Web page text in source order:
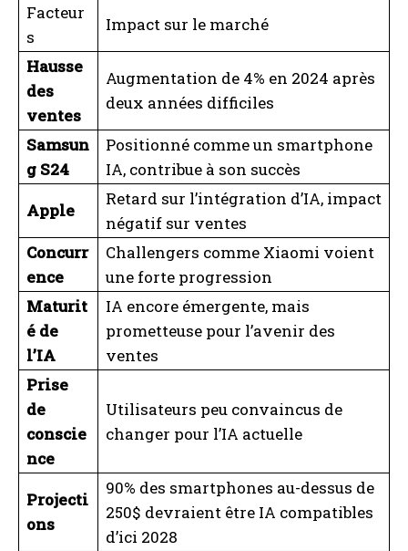
Facteur
s
Impact sur le marché
Hausse
des
ventes
Augmentation de 4% en 2024 après
deux années difficiles
Samsun
g S24
Positionné comme un smartphone
IA, contribue à son succès
Apple
Retard sur l’intégration d’IA, impact
négatif sur ventes
Concurr
ence
Challengers comme Xiaomi voient
une forte progression
Maturit
é de
l’IA
IA encore émergente, mais
prometteuse pour l’avenir des
ventes
Prise
de
conscie
nce
Utilisateurs peu convaincus de
changer pour l’IA actuelle
Projecti
ons
90% des smartphones au-dessus de
250$ devraient être IA compatibles
d’ici 2028